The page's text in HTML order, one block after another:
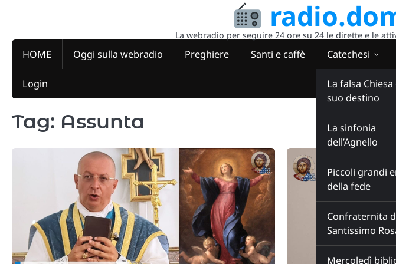
La webradio per seguire 24 ore su 24 le dirette e le
HOME Oggi sulla webradio Preghiere Santi e caffè Catechesi
La falsa Chiesa
suo destino
La sinfonia
dell’Agnello
Piccoli grandi
della fede
Confraternita
Santissimo
Mercoledì
Login
Tag: Assunta